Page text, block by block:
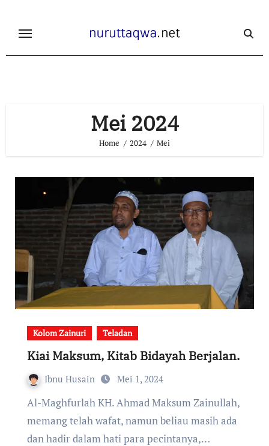
content
Mei 2024
Home 2024 Mei
Kolom Zainuri Teladan
Kiai Maksum, Kitab Bidayah Berjalan.
Ibnu Husain Mei 1, 2024
Al-Maghfurlah KH. Ahmad Maksum Zainullah,
memang telah wafat, namun beliau masih ada
dan hadir dalam hati para pecintanya,…